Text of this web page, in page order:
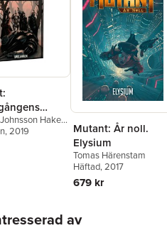
Hake,
,Fredrik
, 2019
Mutant: År noll.
Elysium
Tomas Härenstam
Häftad, 2017
679 kr
av